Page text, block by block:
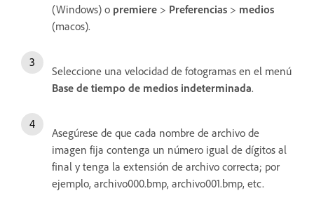
(Windows) o premiere > Preferencias > medios
(macos).
Seleccione una velocidad de fotogramas en el menú
Base de tiempo de medios indeterminada.
Asegúrese de que cada nombre de archivo de
imagen fija contenga un número igual de dígitos al
final y tenga la extensión de archivo correcta; por
ejemplo, archivo000.bmp, archivo001.bmp, etc.